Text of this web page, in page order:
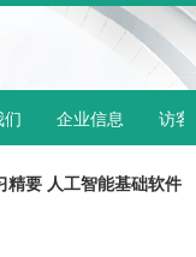
们 企业信息 访客
精要 人工智能基础软件